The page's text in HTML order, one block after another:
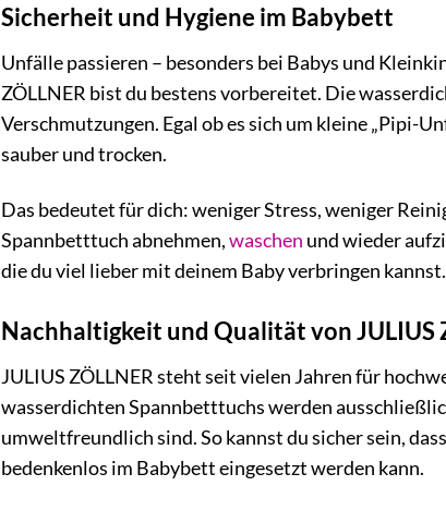
Sicherheit und Hygiene im Babybett
Unfälle passieren – besonders bei Babys und
ZÖLLNER bist du bestens vorbereitet. Die
Verschmutzungen. Egal ob es sich um kleine „Pipi-
sauber und trocken.
Das bedeutet für dich: weniger Stress, weniger
Spannbetttuch abnehmen,waschen und wieder
die du viel lieber mit deinem Baby verbringen kannst.
Nachhaltigkeit und Qualität von JULIUS
JULIUS ZÖLLNER steht seit vielen Jahren für
wasserdichten Spannbetttuchs werden
umweltfreundlich sind. So kannst du sicher sein,
bedenkenlos im Babybett eingesetzt werden kann.